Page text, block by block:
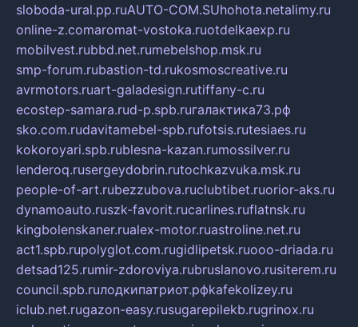
sloboda-ural.pp.ruAUTO-COM.SUhohota.netalimy.ru
online-z.comaromat-vostoka.ruotdelkaexp.ru
mobilvest.rubbd.net.rumebelshop.msk.ru
smp-forum.rubastion-td.rukosmoscreative.ru
avrmotors.ruart-galadesign.rutiffany-c.ru
ecostep-samara.rud-p.spb.ruгалактика73.рф
sko.com.rudavitamebel-spb.rufotsis.rutesiaes.ru
kokoroyari.spb.rublesna-kazan.rumossilver.ru
lenderoq.rusergeydobrin.rutochkazvuka.msk.ru
people-of-art.rubezzubova.ruclubtibet.ruorior-aks.ru
dynamoauto.ruszk-favorit.rucarlines.ruflatnsk.ru
kingbolenskaner.rualex-motor.ruastroline.net.ru
act1.spb.rupolyglot.com.rugidlipetsk.ruooo-driada.ru
detsad125.rumir-zdoroviya.rubruslanovo.rusiterem.ru
council.spb.ruлодкипатриот.рфkafekolizey.ru
iclub.net.rugazon-easy.rusugarepilekb.rugrinox.ru